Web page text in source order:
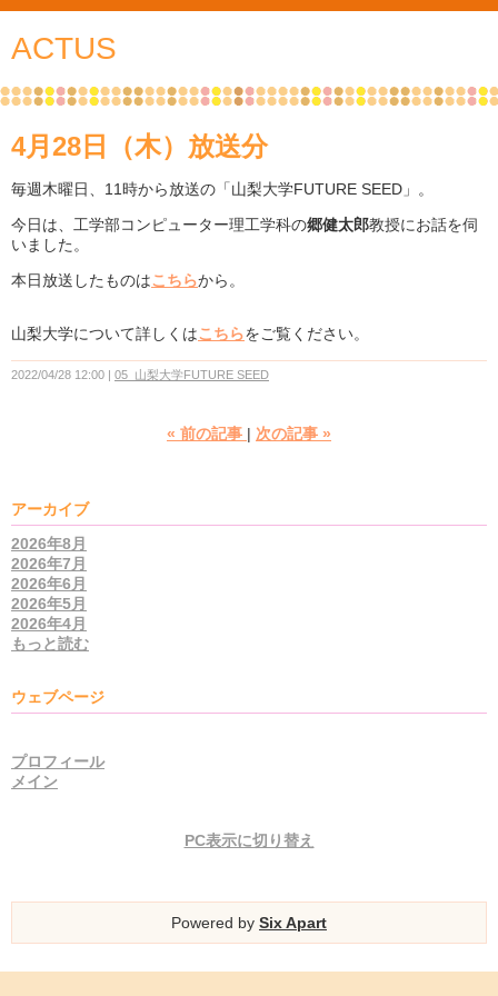
ACTUS
4月28日（木）放送分
毎週木曜日、11時から放送の「山梨大学FUTURE SEED」。
今日は、工学部コンピューター理工学科の郷健太郎教授にお話を伺
いました。
本日放送したものはこちらから。
山梨大学について詳しくはこちらをご覧ください。
2022/04/28 12:00 05_山梨大学FUTURE SEED
« 前の記事 次の記事 »
アーカイブ
2026年8月
2026年7月
2026年6月
2026年5月
2026年4月
もっと読む
ウェブページ
プロフィール
メイン
PC表示に切り替え
Powered by Six Apart